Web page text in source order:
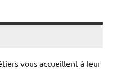
vous accueillent à leur